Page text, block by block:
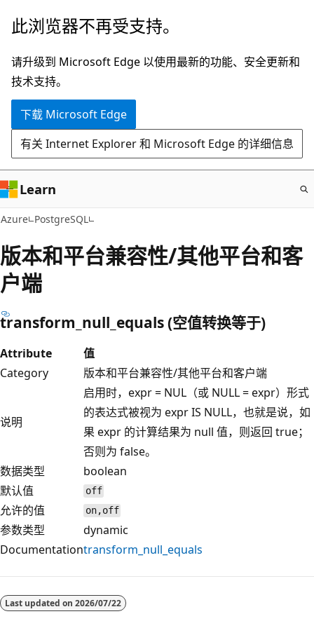
跳
主
要
内
此浏览器不再受支持。
请升级到 Microsoft Edge 以使用最新的功能、安全更新和
技术支持。
下载 Microsoft Edge
有关 Internet Explorer 和 Microsoft Edge 的详细信息
Learn
Azure PostgreSQL
版本和平台兼容性/其他平台和客
户端
transform_null_equals (空值转换等于)
Attribute
值
Category
版本和平台兼容性/其他平台和客户端
说明
启用时，expr = NUL（或 NULL = expr）形式
的表达式被视为 expr IS NULL，也就是说，如
果 expr 的计算结果为 null 值，则返回 true；
否则为 false。
数据类型
boolean
默认值
off
允许的值 on,off
参数类型
dynamic
Documentationtransform_null_equals
模Last updated on 2026/07/22